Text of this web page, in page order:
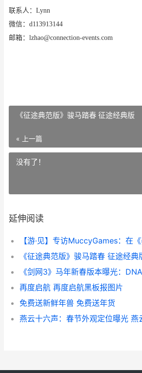
联系人： Lynn
微信： d113913144
邮箱： lzhao@connection-events.com
《征途典范版》骏马踏春 征途经典版
« 上一篇
没有了！
延伸阅读
【游·见】专访MuccyGames：在
《征途典范版》骏马踏春 征途经典
再度启航 再度启航黑板报图片
免费送新鲜年兽 免费送年货